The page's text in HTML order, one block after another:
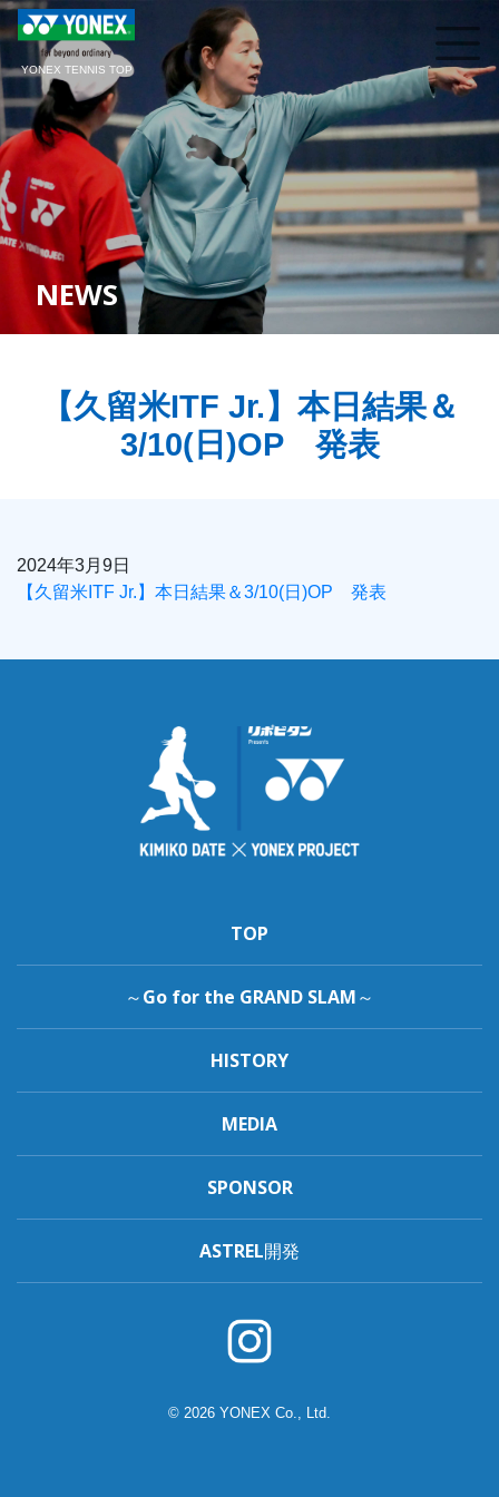
YONEX TENNIS TOP
NEWS
【久留米ITF Jr.】本日結果＆
3/10(日)OP 発表
2024年3月9日
【久留米ITF Jr.】本日結果＆3/10(日)OP 発表
TOP
～Go for the GRAND SLAM～
HISTORY
MEDIA
SPONSOR
ASTREL開発
© 2026 YONEX Co., Ltd.